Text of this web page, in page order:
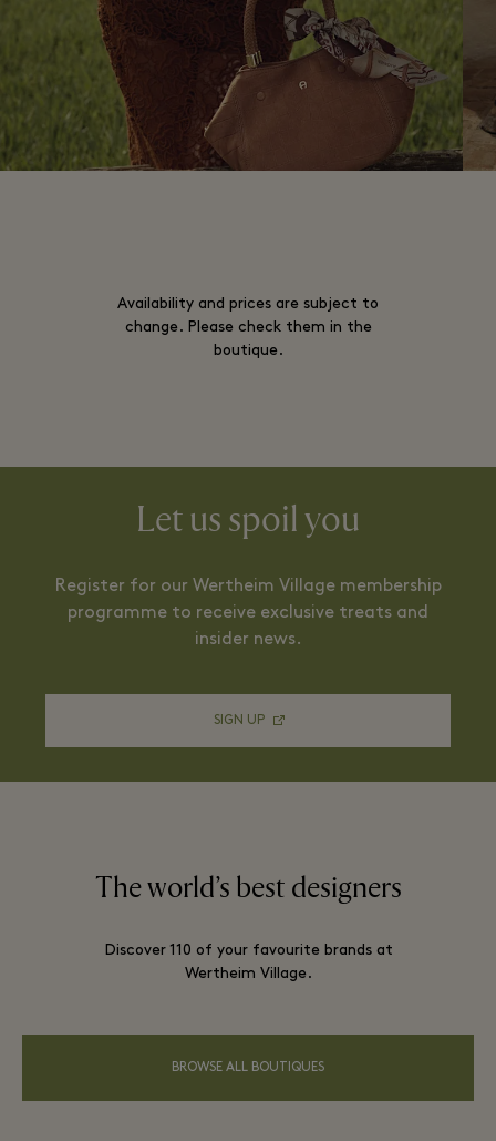
Availability and prices are subject to
change. Please check them in the
boutique.
Let us spoil you
Register for our Wertheim Village membership
programme to receive exclusive treats and
insider news.
SIGN UP
The world’s best designers
Discover 110 of your favourite brands at
Wertheim Village.
BROWSE ALL BOUTIQUES